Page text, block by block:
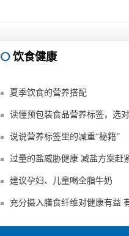
饮食健康
夏季饮食的营养搭配
说说营养标签里的减重“秘籍”
过量的盐威胁健康 减盐方案赶
建议孕妇、儿童喝全脂牛奶
充分摄入膳食纤维对健康有益